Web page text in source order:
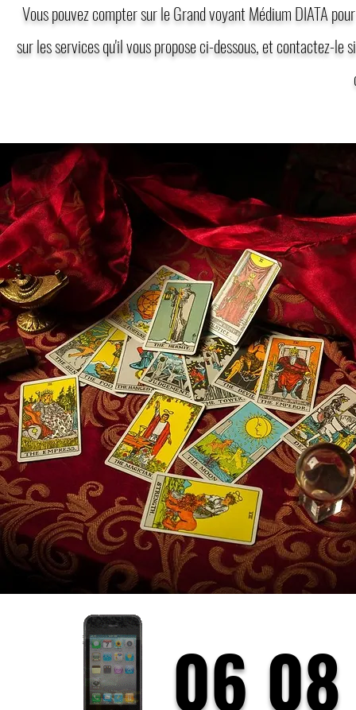
Vous pouvez compter sur le Grand voyant Médium DIATA
sur les services qu'il vous propose ci-dessous, et contactez-le
06